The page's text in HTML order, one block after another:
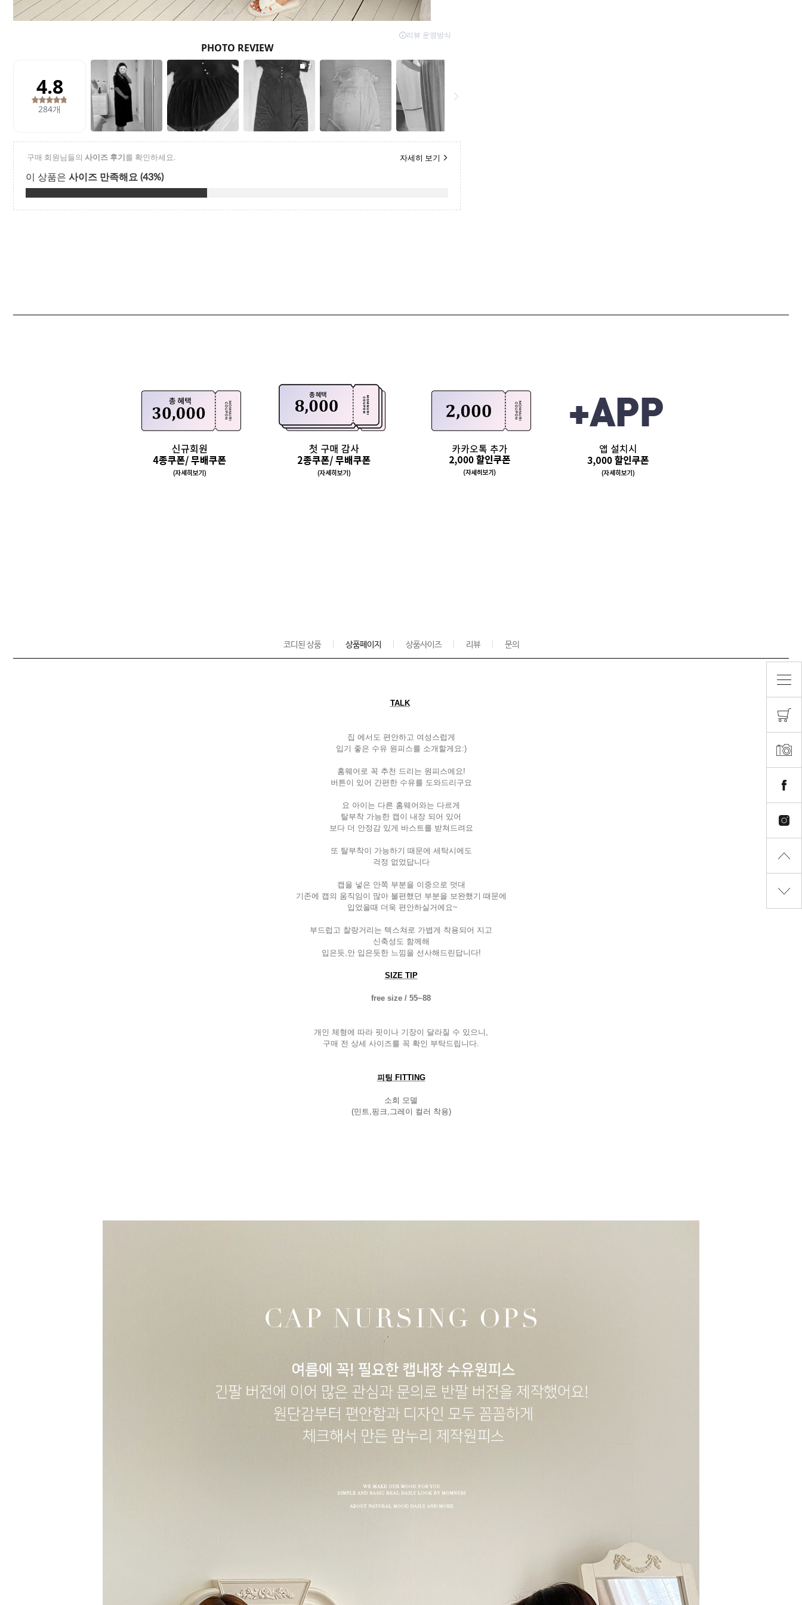
Q&A
배송조회
제휴/광고문의
구매금액별사은품
마이페이지
로그인
회원가입
마이페이지
장바구니
개인결제
코디된 상품 상품페이지 상품사이즈 리뷰 문의
TALK
집 에서도 편안하고 여성스럽게
입기 좋은 수유 원피스를 소개할게요:)
홈웨어로 꼭 추천 드리는 원피스에요!
버튼이 있어 간편한 수유를 도와드리구요
요 아이는 다른 홈웨어와는 다르게
탈부착 가능한 캡이 내장 되어 있어
보다 더 안정감 있게 바스트를 받쳐드려요
또 탈부착이 가능하기 때문에 세탁시에도
걱정 없었답니다
캡을 넣은 안쪽 부분을 이중으로 덧대
기존에 캡의 움직임이 많아 불편했던 부분을 보완했기 때문에
입었을때 더욱 편안하실거에요~
부드럽고 찰랑거리는 텍스쳐로 가볍게 착용되어 지고
신축성도 함께해
입은듯,안 입은듯한 느낌을 선사해드린답니다!
SIZE TIP
free size / 55~88
개인 체형에 따라 핏이나 기장이 달라질 수 있으니 ,
구매 전 상세 사이즈를 꼭 확인 부탁드립니다.
피팅 FITTING
소희 모델
(민트,핑크,그레이 컬러 착용)